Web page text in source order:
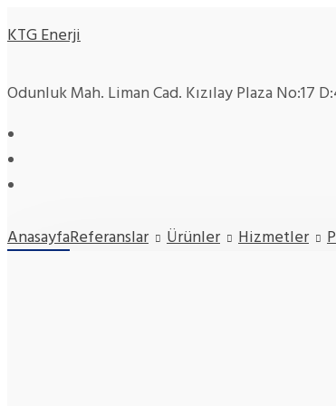
KTG Enerji
Odunluk Mah. Liman Cad. Kızılay Plaza No:17
AnasayfaReferanslar Ürünler Hizmetler